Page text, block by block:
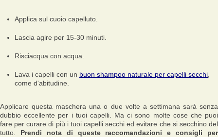
Applica sul cuoio capelluto.
Lascia agire per 15-30 minuti.
Risciacqua con acqua.
Lava i capelli con un buon shampoo naturale per capelli secchi
come d'abitudine.
Applicare questa maschera una o due volte a settimana sarà senza
dubbio eccellente per i tuoi capelli. Ma ci sono molte cose che puoi
fare per curare di più i tuoi capelli secchi ed evitare che si secchino del
tutto.
Prendi nota di queste raccomandazioni e consigli per